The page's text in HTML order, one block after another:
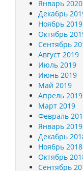
Январь 2020
Декабрь
Ноябрь 2019
Октябрь
Сентябрь
Август 2019
Июль 2019
Июнь 2019
Май 2019
Апрель 2019
Март 2019
Февраль
Январь 2019
Декабрь
Ноябрь 2018
Октябрь
Сентябрь